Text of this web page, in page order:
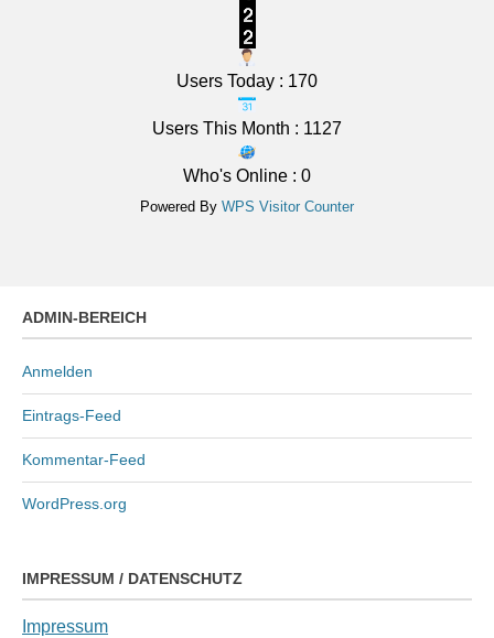
Users Today : 170
Users This Month : 1127
Who's Online : 0
Powered By WPS Visitor Counter
ADMIN-BEREICH
Anmelden
Eintrags-Feed
Kommentar-Feed
WordPress.org
IMPRESSUM / DATENSCHUTZ
Impressum